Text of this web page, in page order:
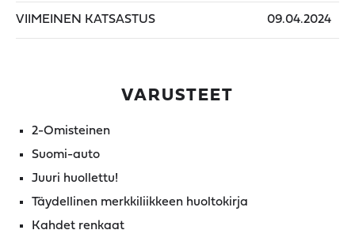
VIIMEINEN KATSASTUS 09.04.2024
VARUSTEET
2-Omisteinen
Suomi-auto
Juuri huollettu!
Täydellinen merkkiliikkeen huoltokirja
Kahdet renkaat